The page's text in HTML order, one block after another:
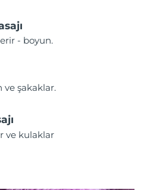
- boyun.
ve şakaklar.
ve kulaklar